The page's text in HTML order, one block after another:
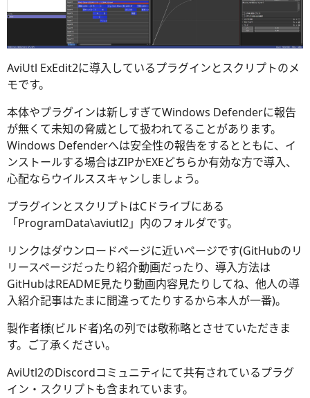
AviUtl ExEdit2に導入しているプラグインとスクリプトのメ
モです。
本体やプラグインは新しすぎてWindows Defenderに報告
が無くて未知の脅威として扱われてることがあります。
Windows Defenderへは安全性の報告をするとともに、イ
ンストールする場合はZIPかEXEどちらか有効な方で導入、
心配ならウイルススキャンしましょう。
プラグインとスクリプトはCドライブにある
「ProgramData\aviutl2」内のフォルダです。
リンクはダウンロードページに近いページです(GitHubのリ
リースページだったり紹介動画だったり、導入方法は
GitHubはREADME見たり動画内容見たりしてね、他人の導
入紹介記事はたまに間違ってたりするから本人が一番)。
製作者様(ビルド者)名の列では敬称略とさせていただきま
す。ご了承ください。
AviUtl2のDiscordコミュニティにて共有されているプラグ
イン・スクリプトも含まれています。